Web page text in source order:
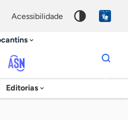
acessibilidade
Agência
Sebrae
Editorias
Dados
para
chave